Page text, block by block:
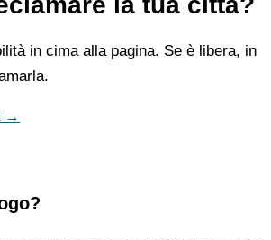
in cima alla pagina. Se è libera, in
→